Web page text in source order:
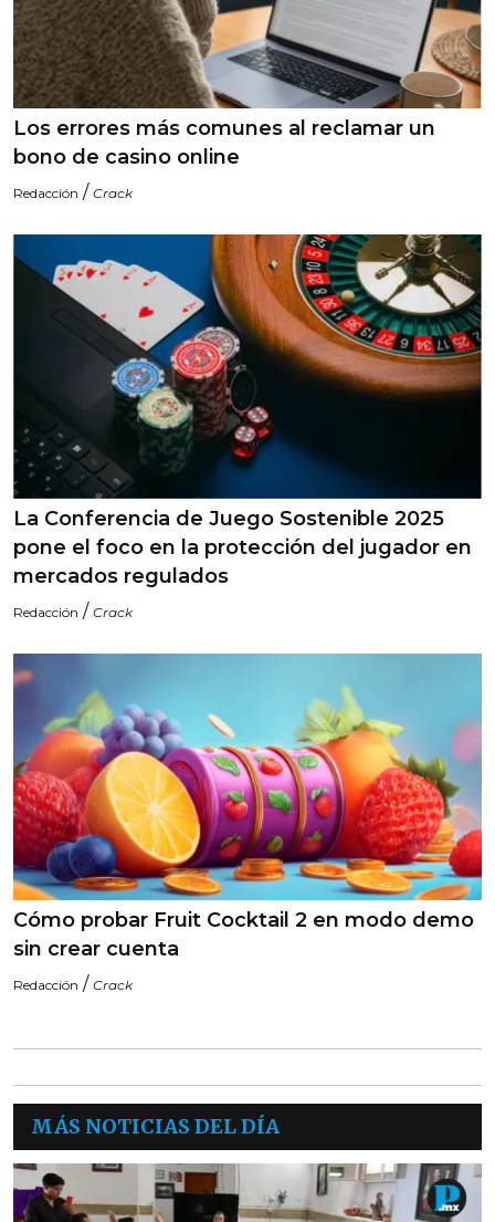
Los errores más comunes al reclamar un
bono de casino online
Redacción / Crack
La Conferencia de Juego Sostenible 2025
pone el foco en la protección del jugador en
mercados regulados
Redacción / Crack
Cómo probar Fruit Cocktail 2 en modo demo
sin crear cuenta
Redacción / Crack
MÁS NOTICIAS DEL DÍA